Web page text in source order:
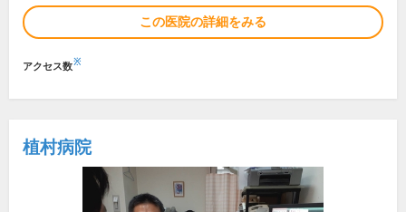
この医院の詳細をみる
アクセス数※
植村病院